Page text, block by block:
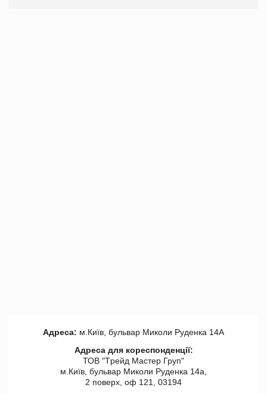
Адреса: м.Київ, бульвар Миколи Руденка 14А
Адреса для кореспонденції:
ТОВ "Tрейд Мастер Груп"
м.Київ, бульвар Миколи Руденка 14а,
2 поверх, оф 121, 03194